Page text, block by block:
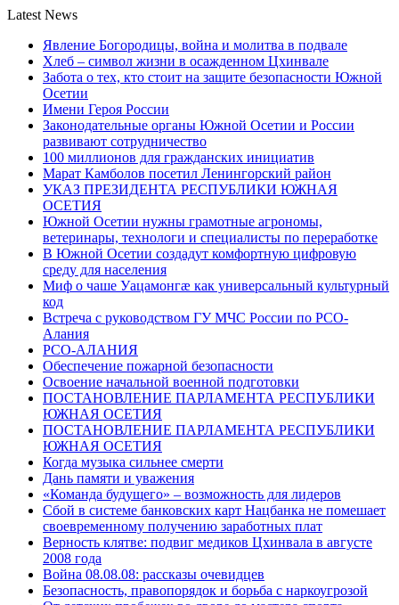
Latest News
Явление Богородицы, война и молитва в подвале
Хлеб – символ жизни в осажденном Цхинвале
Забота о тех, кто стоит на защите безопасности Южной
Осетии
Имени Героя России
Законодательные органы Южной Осетии и России
развивают сотрудничество
100 миллионов для гражданских инициатив
Марат Камболов посетил Ленингорский район
УКАЗ ПРЕЗИДЕНТА РЕСПУБЛИКИ ЮЖНАЯ
ОСЕТИЯ
Южной Осетии нужны грамотные агрономы,
ветеринары, технологи и специалисты по переработке
В Южной Осетии создадут комфортную цифровую
среду для населения
Миф о чаше Уацамонгæ как универсальный культурный
код
Встреча с руководством ГУ МЧС России по РСО-
Алания
РСО-АЛАНИЯ
Обеспечение пожарной безопасности
Освоение начальной военной подготовки
ПОСТАНОВЛЕНИЕ ПАРЛАМЕНТА РЕСПУБЛИКИ
ЮЖНАЯ ОСЕТИЯ
ПОСТАНОВЛЕНИЕ ПАРЛАМЕНТА РЕСПУБЛИКИ
ЮЖНАЯ ОСЕТИЯ
Когда музыка сильнее смерти
Дань памяти и уважения
«Команда будущего» – возможность для лидеров
Сбой в системе банковских карт Нацбанка не помешает
своевременному получению заработных плат
Верность клятве: подвиг медиков Цхинвала в августе
2008 года
Война 08.08.08: рассказы очевидцев
Безопасность, правопорядок и борьба с наркоугрозой